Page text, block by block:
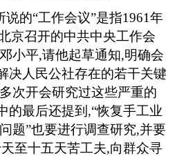
说的“工作会议”是指1961年
京召开的中共中央工作会
小平,请他起草通知,明确会
决人民公社存在的若干关键
次开会研究过这些严重的
的最后还提到 ,“恢复手工业
题”也要进行调查研究,并要
至十五天苦工夫,向群众寻